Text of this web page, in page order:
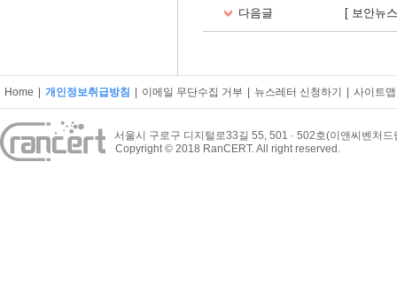
다음글 [ 보안뉴
Home 개인정보취급방침 이메일 무단수집 거부 뉴스레터 신청하기 사이트맵
서울시 구로구 디지털로33길 55, 501 · 502호(이앤씨벤처드
Copyright © 2018 RanCERT. All right reserved.